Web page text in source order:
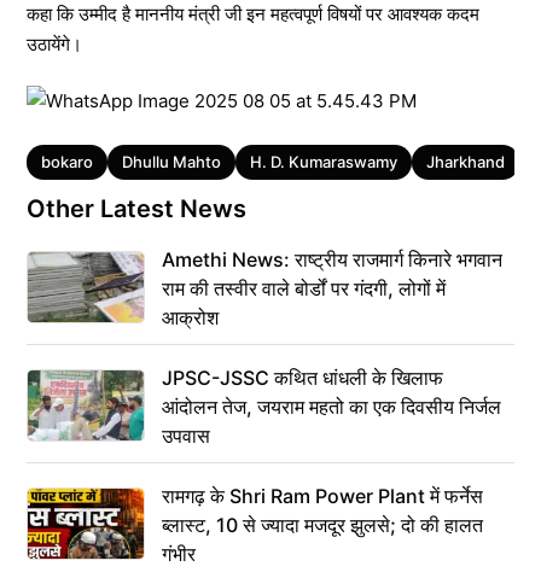
कहा कि उम्मीद है माननीय मंत्री जी इन महत्वपूर्ण विषयों पर आवश्यक कदम
उठायेंगे।
Tags
bokaro Dhullu Mahto H. D. Kumaraswamy Jharkhand
Other Latest News
Amethi News: राष्ट्रीय राजमार्ग किनारे भगवान
राम की तस्वीर वाले बोर्डों पर गंदगी, लोगों में
आक्रोश
JPSC-JSSC कथित धांधली के खिलाफ
आंदोलन तेज, जयराम महतो का एक दिवसीय निर्जल
उपवास
रामगढ़ के Shri Ram Power Plant में फर्नेस
ब्लास्ट, 10 से ज्यादा मजदूर झुलसे; दो की हालत
गंभीर